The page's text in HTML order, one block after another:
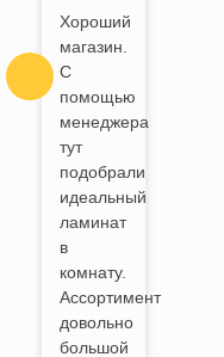
Хороший
магазин.
С
помощью
менеджера
тут
подобрали
идеальный
ламинат
в
комнату.
Ассортимент
довольно
большой